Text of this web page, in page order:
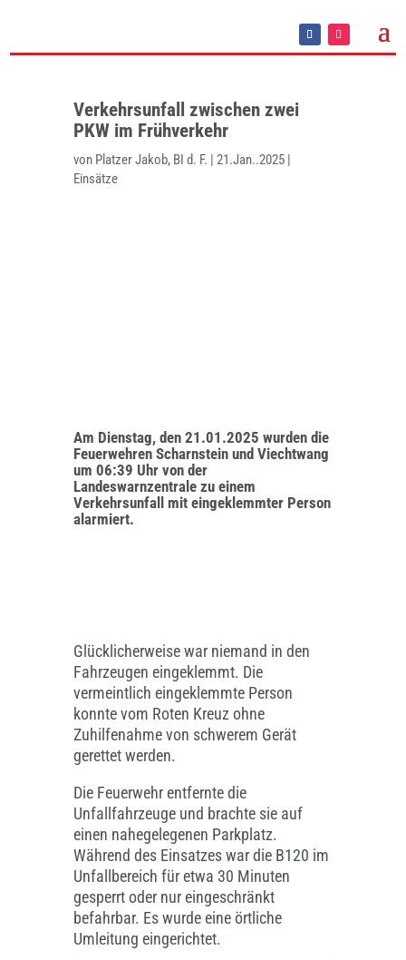
Verkehrsunfall zwischen zwei
PKW im Frühverkehr
von Platzer Jakob, BI d. F. | 21.Jan..2025|
Einsätze
Am Dienstag, den 21.01.2025 wurden die
Feuerwehren Scharnstein und Viechtwang
um 06:39 Uhr von der
Landeswarnzentrale zu einem
Verkehrsunfall mit eingeklemmter Person
alarmiert.
Glücklicherweise war niemand in den
Fahrzeugen eingeklemmt. Die
vermeintlich eingeklemmte Person
konnte vom Roten Kreuz ohne
Zuhilfenahme von schwerem Gerät
gerettet werden.
Die Feuerwehr entfernte die
Unfallfahrzeuge und brachte sie auf
einen nahegelegenen Parkplatz.
Während des Einsatzes war die B120 im
Unfallbereich für etwa 30 Minuten
gesperrt oder nur eingeschränkt
befahrbar. Es wurde eine örtliche
Umleitung eingerichtet.